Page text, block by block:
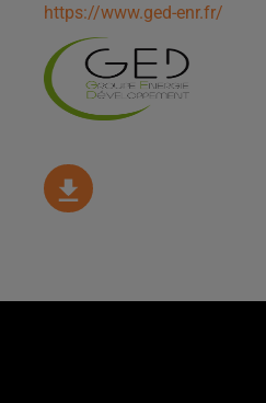
https://www.ged-enr.fr/